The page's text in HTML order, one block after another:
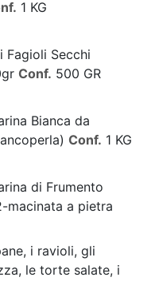
1 KG
Fagioli Secchi
Conf. 500 GR
Bianca da
Conf. 1 KG
di Frumento
macinata a pietra
i ravioli, gli
le torte salate, i